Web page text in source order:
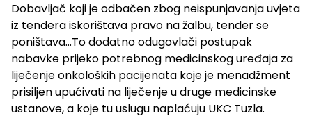
Dobavljač koji je odbačen zbog neispunjavanja uvjeta
iz tendera iskorištava pravo na žalbu, tender se
poništava…To dodatno odugovlači postupak
nabavke prijeko potrebnog medicinskog uređaja za
liječenje onkoloških pacijenata koje je menadžment
prisiljen upućivati na liječenje u druge medicinske
ustanove, a koje tu uslugu naplaćuju UKC Tuzla.